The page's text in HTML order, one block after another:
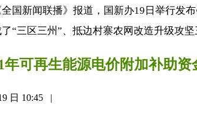
国新闻联播》报道，国新办19日举行发
“三区三州”、抵边村寨农网改造升级攻
年可再生能源电价附加补助资
日 10:45 |